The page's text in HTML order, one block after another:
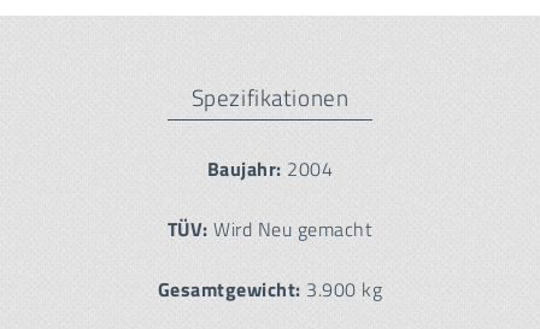
Spezifikationen
Baujahr: 2004
TÜV: Wird Neu gemacht
Gesamtgewicht: 3.900 kg